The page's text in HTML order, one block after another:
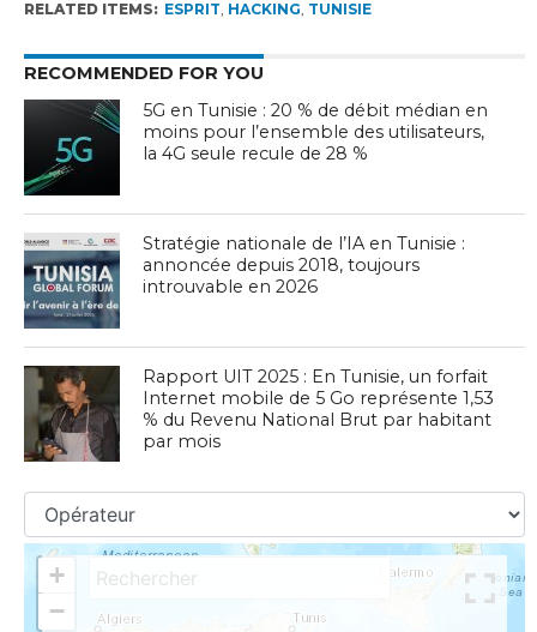
RELATED ITEMS: ESPRIT, HACKING, TUNISIE
RECOMMENDED FOR YOU
5G en Tunisie : 20 % de débit médian en
moins pour l’ensemble des utilisateurs,
la 4G seule recule de 28 %
Stratégie nationale de l’IA en Tunisie :
annoncée depuis 2018, toujours
introuvable en 2026
Rapport UIT 2025 : En Tunisie, un forfait
Internet mobile de 5 Go représente 1,53
% du Revenu National Brut par habitant
par mois